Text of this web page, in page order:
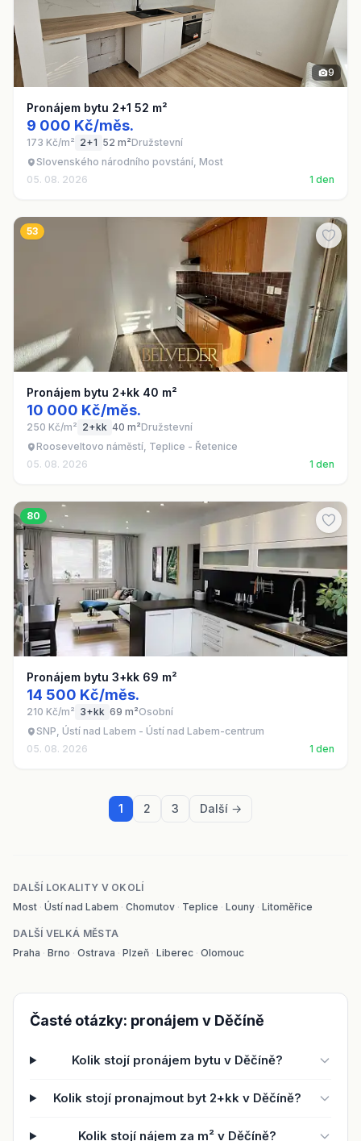
9
Pronájem bytu 2+1 52 m²
9 000 Kč/měs.
173 Kč/m² 2+1 52 m²Družstevní
Slovenského národního povstání, Most
05. 08. 2026
1 den
53
Pronájem bytu 2+kk 40 m²
10 000 Kč/měs.
250 Kč/m² 2+kk 40 m²Družstevní
Rooseveltovo náměstí, Teplice - Řetenice
05. 08. 2026
1 den
80
Pronájem bytu 3+kk 69 m²
14 500 Kč/měs.
210 Kč/m² 3+kk 69 m²Osobní
SNP, Ústí nad Labem - Ústí nad Labem-centrum
05. 08. 2026
1 den
1 2 3 Další →
DALŠÍ LOKALITY V OKOLÍ
Most · Ústí nad Labem · Chomutov · Teplice · Louny · Litoměřice
DALŠÍ VELKÁ MĚSTA
Praha · Brno · Ostrava · Plzeň · Liberec · Olomouc
Časté otázky: pronájem v Děčíně
Kolik stojí pronájem bytu v Děčíně?
Kolik stojí pronajmout byt 2+kk v Děčíně?
Kolik stojí nájem za m² v Děčíně?